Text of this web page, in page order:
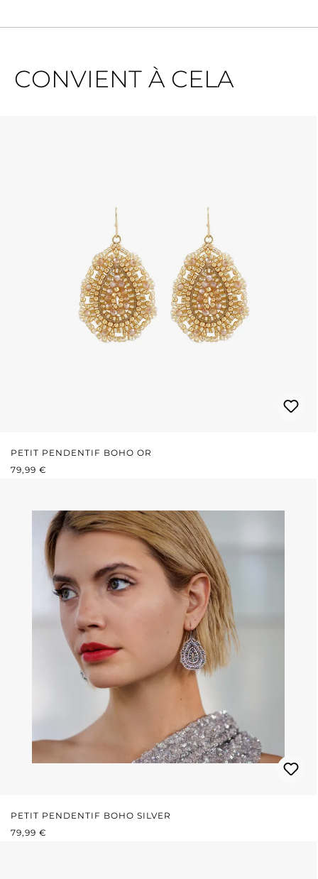
CONVIENT À CELA
PETIT PENDENTIF BOHO OR
PRIX RÉGULIER :
79,99 €
PETIT PENDENTIF BOHO SILVER
PRIX RÉGULIER :
79,99 €